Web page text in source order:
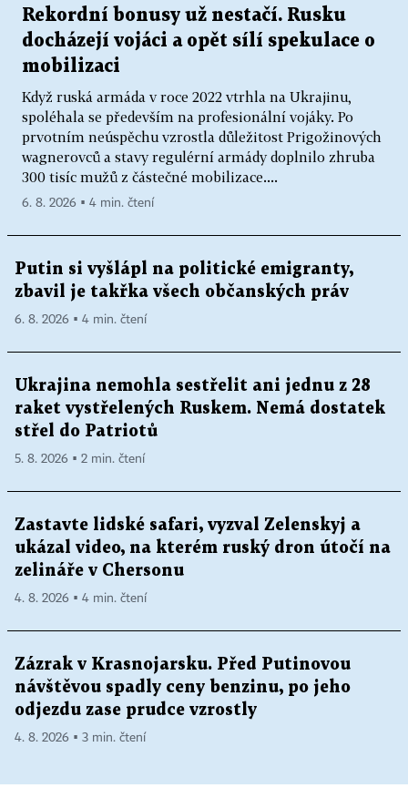
Rekordní bonusy už nestačí. Rusku
docházejí vojáci a opět sílí spekulace o
mobilizaci
Když ruská armáda v roce 2022 vtrhla na Ukrajinu,
spoléhala se především na profesionální vojáky. Po
prvotním neúspěchu vzrostla důležitost Prigožinových
wagnerovců a stavy regulérní armády doplnilo zhruba
300 tisíc mužů z částečné mobilizace....
6. 8. 2026 ▪ 4 min. čtení
Putin si vyšlápl na politické emigranty,
zbavil je takřka všech občanských práv
6. 8. 2026 ▪ 4 min. čtení
Ukrajina nemohla sestřelit ani jednu z 28
raket vystřelených Ruskem. Nemá dostatek
střel do Patriotů
5. 8. 2026 ▪ 2 min. čtení
Zastavte lidské safari, vyzval Zelenskyj a
ukázal video, na kterém ruský dron útočí na
zelináře v Chersonu
4. 8. 2026 ▪ 4 min. čtení
Zázrak v Krasnojarsku. Před Putinovou
návštěvou spadly ceny benzinu, po jeho
odjezdu zase prudce vzrostly
4. 8. 2026 ▪ 3 min. čtení